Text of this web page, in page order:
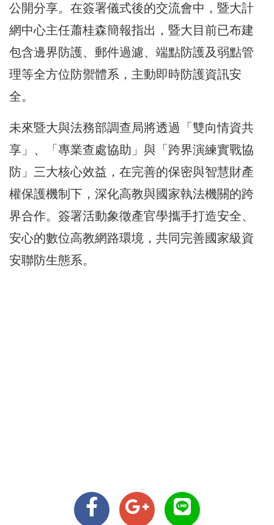
公開分享。在簽署儀式後的交流會中，暨大計
網中心主任蕭桂森簡報指出，暨大目前已布建
包含邊界防護、郵件過濾、端點防護及弱點管
理等全方位防禦體系，主動即時防護資訊安
全。
未來暨大與法務部調查局將透過「雙向情資共
享」、「專業查處協助」與「跨界演練實戰協
防」三大核心效益，在完善的保密與智慧財產
權保護機制下，深化高教與國家執法機關的跨
界合作。簽署活動象徵產官學攜手打造安全、
安心的數位高教網路環境，共同完善國家級資
安聯防生態系。